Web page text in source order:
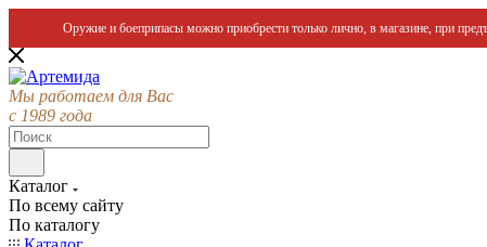
Оружие и боеприпасы можно приобрести только лично, в магазине, при
Мы работаем для Вас
с 1989 года
Каталог
По всему сайту
По каталогу